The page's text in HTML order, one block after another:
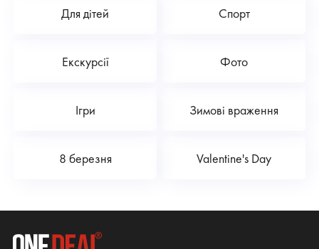
Для дітей Спорт
Екскурсії Фото
Ігри Зимові враження
8 березня Valentine's Day